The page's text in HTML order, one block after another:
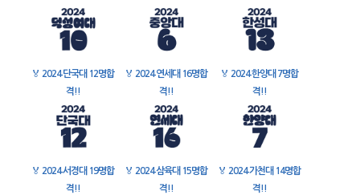
🏅 2024 단국대 12명합
격!!
🏅 2024 연세대 16명합
격!!
🏅 2024 한양대 7명합
격!!
🏅 2024 서경대 19명합
격!!
🏅 2024 삼육대 15명합
격!!
🏅 2024 가천대 14명합
격!!